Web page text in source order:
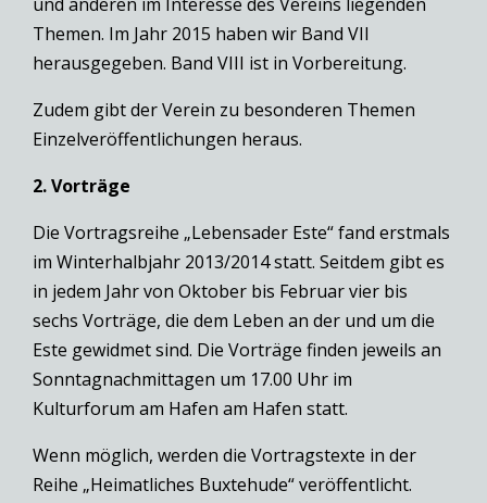
Themen. Im Jahr 2015 haben wir Band VII
herausgegeben. Band VIII ist in Vorbereitung.
Zudem gibt der Verein zu besonderen Themen
Einzelveröffentlichungen heraus.
2. Vorträge
Die Vortragsreihe „Lebensader Este“ fand erstmals
im Winterhalbjahr 2013/2014 statt. Seitdem gibt es
in jedem Jahr von Oktober bis Februar vier bis
sechs Vorträge, die dem Leben an der und um die
Este gewidmet sind. Die Vorträge finden jeweils an
Sonntagnachmittagen um 17.00 Uhr im
Kulturforum am Hafen am Hafen statt.
Wenn möglich, werden die Vortragstexte in der
Reihe „Heimatliches Buxtehude“ veröffentlicht.